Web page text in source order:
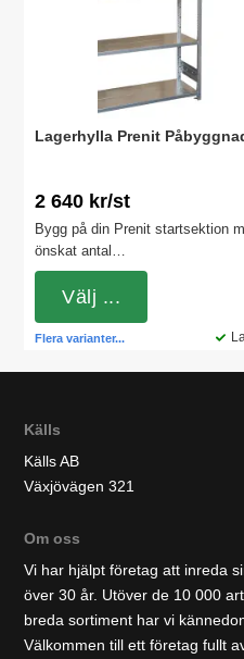
Lagerhylla Prenit
2 640 kr/st
Bygg på din Prenit startsektion
önskat antal
påbyggnadssektioner. OBS! Du
ha startsektionen först.
Flera varianter...
Välj ...
Källs
Källs AB
Växjövägen 321
Om oss
Vi har hjälpt företag att inreda
över 30 år. Utöver de 10 000
breda sortiment har vi
Välkommen till ett företag fullt